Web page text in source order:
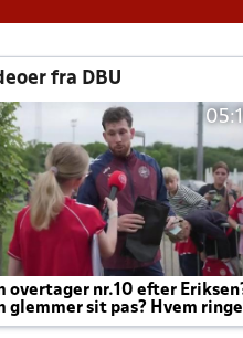
fra DBU
overtager nr.10 efter
glemmer sit pas? Hvem
altid til efter kampe?